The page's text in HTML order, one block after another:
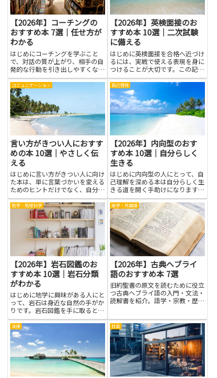
【2026年】コーチングの
おすすめ本 7選｜任せ方が
わかる
はじめにコーチングを学ぶこと
で、対話の質が上がり、相手の自
発的な行動を引き出しやすくなり
ます。特に任せ方に悩んでいる人
には、コーチングの考え方が役立
ちます。期待の伝え方や目標の共
有、フィードバックの与え方を身
に付けると、指示や命令だけに頼
ら...
【2026年】英検面接のお
すすめ本 10選｜二次試験
に備える
はじめに英検面接を合格へ近づけ
るには、実戦で使える表現を身に
つけることが大切です。この記事
では、語彙力を広げ、質問の意図
を読み取る力を養い、練習の効率
を上げるための内容を紹介しま
す。英検面接に向けた読み物は、
自己紹介の練習や日常の話題への
対...
コミュニケーション
言い方がきつい人におすす
めの本 10選｜やさしく伝
える
はじめに言い方がきつい人に向け
た本は、単に言葉づかいを変える
ためのヒントだけでなく、自分の
感情や考え方を整理するきっかけ
になります。やさしく伝える技術
を身につけることで、誤解や対立
が減り、仕事や家庭でのコミュニ
ケーションが円滑になります。
自己啓発
【2026年】内向型のおす
すめ本 10選｜自分らしく
生きる
はじめに内向型の人にとって、自
己理解を深める本は自分らしく生
きる道を開く手助けになります。
静かな時間を大切にしながら、自
分の感じ方や考え方を整理するヒ
ントを見つけられるからです。読
書を通じて、気持ちを言葉にする
練習や、無理をせずに力を発揮
で...
地学・地球科学
【2026年】岩石図鑑のお
すすめ本 10選｜岩石分類
がわかる
はじめに地学に興味がある人にと
って、岩石は身近な自然の手がか
りです。岩石図鑑を手に取ると、
石の色やかたちだけでなく、どう
やってできたか、どんな性質があ
るかが見えてきます。その理解
は、地球の歴史を感じる入口にな
ります。岩石分類がわかると、山
の...
語学・外国語
【2026年】古典ヘブライ
語のおすすめ本 7選
旧約聖書の原文を読むために役立
つ古典ヘブライ語の入門・文法・
読解書を紹介。語学・宗教・歴史
法律 社会